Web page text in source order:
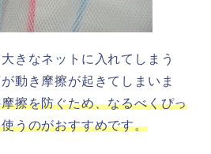
きなネットに入れてしまう
動き摩擦が起きてしまいま
擦を防ぐため、なるべくぴっ
うのがおすすめです。